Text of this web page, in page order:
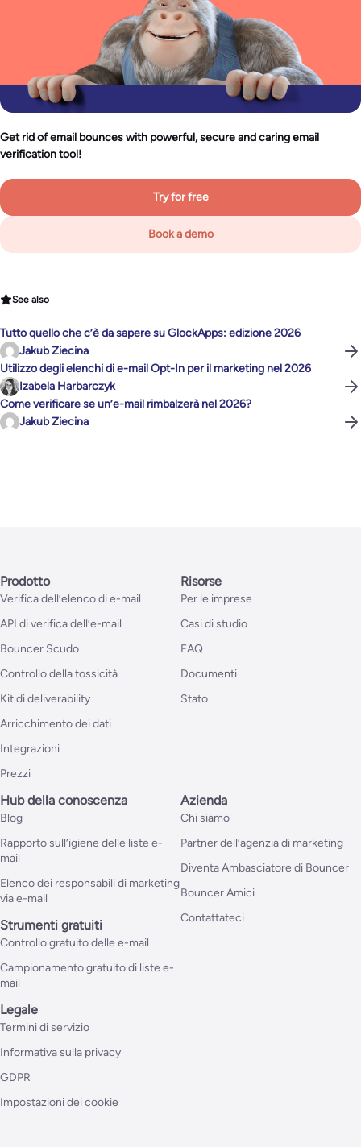
Get rid of email bounces with powerful, secure and caring email
verification tool!
Try for free
Book a demo
See also
Tutto quello che c’è da sapere su GlockApps: edizione 2026
Jakub Ziecina
Utilizzo degli elenchi di e-mail Opt-In per il marketing nel 2026
Izabela Harbarczyk
Come verificare se un’e-mail rimbalzerà nel 2026?
Jakub Ziecina
Prodotto
Verifica dell’elenco di e-mail
API di verifica dell’e-mail
Bouncer Scudo
Controllo della tossicità
Kit di deliverability
Arricchimento dei dati
Integrazioni
Prezzi
Risorse
Per le imprese
Casi di studio
FAQ
Documenti
Stato
Hub della conoscenza
Blog
Rapporto sull’igiene delle liste e-
mail
Elenco dei responsabili di marketing
via e-mail
Strumenti gratuiti
Controllo gratuito delle e-mail
Campionamento gratuito di liste e-
mail
Azienda
Chi siamo
Partner dell’agenzia di marketing
Diventa Ambasciatore di Bouncer
Bouncer Amici
Contattateci
Legale
Termini di servizio
Informativa sulla privacy
GDPR
Impostazioni dei cookie